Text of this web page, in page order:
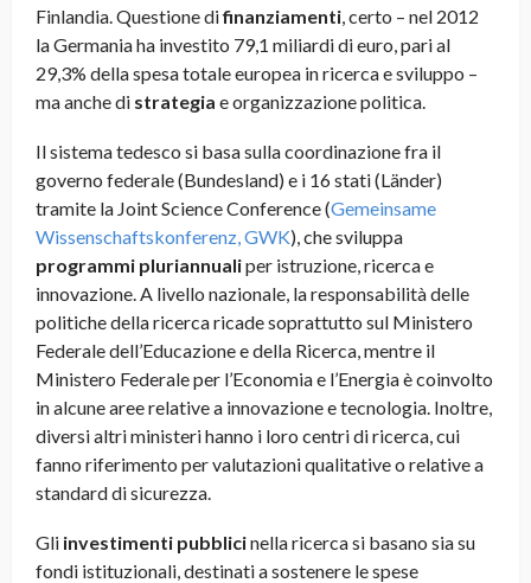
Finlandia. Questione difinanziamenti, certo – nel 2012
la Germania ha investito 79,1 miliardi di euro, pari al
29,3% della spesa totale europea in ricerca e sviluppo –
ma anche di strategia e organizzazione politica.
Il sistema tedesco si basa sulla coordinazione fra il
governo federale (Bundesland) e i 16 stati (Länder)
tramite la Joint Science Conference (Gemeinsame
Wissenschaftskonferenz, GWK), che sviluppa
programmi pluriannualiper istruzione, ricerca e
innovazione. A livello nazionale, la responsabilità delle
politiche della ricerca ricade soprattutto sul Ministero
Federale dell’Educazione e della Ricerca, mentre il
Ministero Federale per l’Economia e l’Energia è coinvolto
in alcune aree relative a innovazione e tecnologia. Inoltre,
diversi altri ministeri hanno i loro centri di ricerca, cui
fanno riferimento per valutazioni qualitative o relative a
standard di sicurezza.
Gli investimenti pubblicinella ricerca si basano sia su
fondi istituzionali, destinati a sostenere le spese